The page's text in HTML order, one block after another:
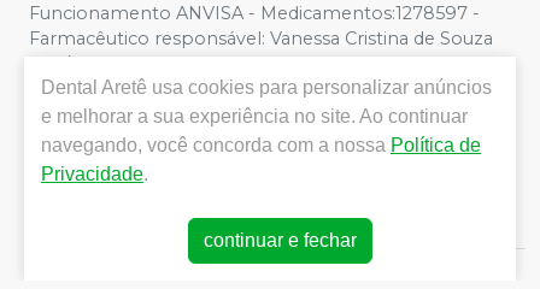
Funcionamento ANVISA - Medicamentos:1278597 -
Farmacêutico responsável: Vanessa Cristina de Souza
CRF/SP nº 52627 | Política de Privacidade e Segurança -
Fotos meramente ilustrativas - Os preços e condições
da loja virtual estão sujeitos a alterações. Em caso de
divergência de preços no site, o valor válido é o do
Carrinho de Compra. Não vendemos por atacado, por
isso nos reservamos o direito de não atender compras
de grandes volumes pelo site.
Dental Aretê usa cookies para personalizar anúncios
e melhorar a sua experiência no site. Ao continuar
navegando, você concorda com a nossa Política de
Privacidade.
continuar e fechar